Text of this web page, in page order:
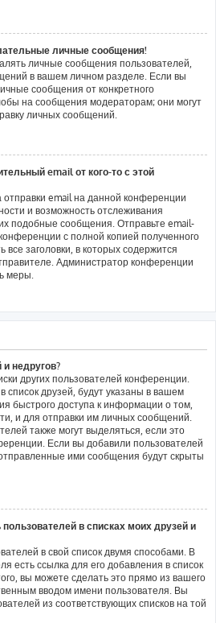
личные сообщения!
личные сообщения пользователей,
в вашем личном разделе. Если вы
сообщения от конкретного
на сообщения модераторам; они могут
личных сообщений.
email от кого-то с этой
email на данной конференции
и возможность отслеживания
подобные сообщения. Отправьте email-
с полной копией полученного
заголовки, в которых содержится
Администратор конференции
меры.
недругов?
других пользователей конференции.
список друзей, будут указаны в вашем
быстрого доступа к информации о том,
и для отправки им личных сообщений.
также могут выделяться, если это
Если вы добавили пользователей
ими сообщения будут скрыты
в списках моих друзей и
в свой список двумя способами. В
есть ссылка для его добавления в список
вы можете сделать это прямо из вашего
вводом имени пользователя. Вы
из соответствующих списков на той